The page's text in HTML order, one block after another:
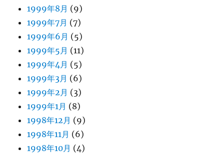
1999年8月 (9)
1999年7月 (7)
1999年6月 (5)
1999年5月 (11)
1999年4月 (5)
1999年3月 (6)
1999年2月 (3)
1999年1月 (8)
1998年12月 (9)
1998年11月 (6)
1998年10月 (4)